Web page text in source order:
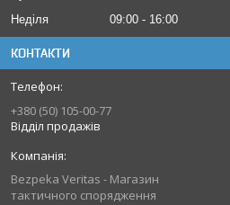
Неділя
09:00 16:00
КОНТАКТИ
+380 (50) 105-00-77
Відділ продажів
Bezpeka Veritas - Магазин
тактичного спорядження